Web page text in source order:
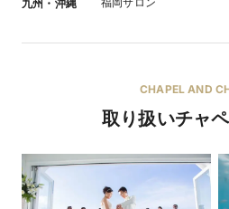
九州・沖縄
CHAPEL AND
取り扱いチャ